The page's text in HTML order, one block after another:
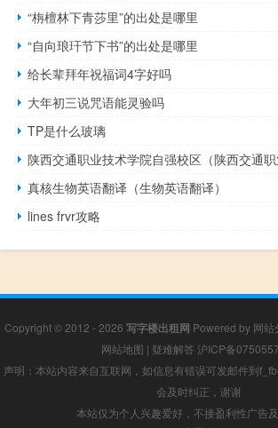
“栴檀林下青莎里”的出处是哪里
“自向琅玕节下书”的出处是哪里
给长辈拜年祝福词4字好吗
大年初三说咒语能灵验吗
TP是什么玻璃
真核生物英语翻译（生物英语翻译）
lines frvr攻略
Copyright © 2012 - 2026 写字楼出租网 Powered by 网站
网站地图 | 疑难解答 沪ICP备
声明：本站内容来自互联网，如信息有错误可发邮件到
会及时纠正，谢谢
本站仅为个人兴趣爱好，不接盈利性广告